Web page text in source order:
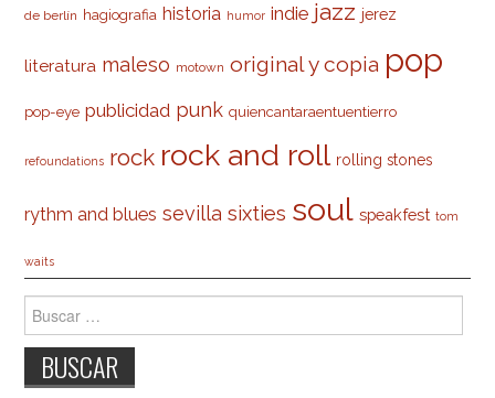
de berlín hagiografia historia humor indie jazz jerez
literatura maleso motown original y copia pop
pop-eye publicidad punk quiencantaraentuentierro
refoundations rock rock and roll rolling stones
rythm and blues sevilla sixties soul speakfest tom
waits
Buscar: